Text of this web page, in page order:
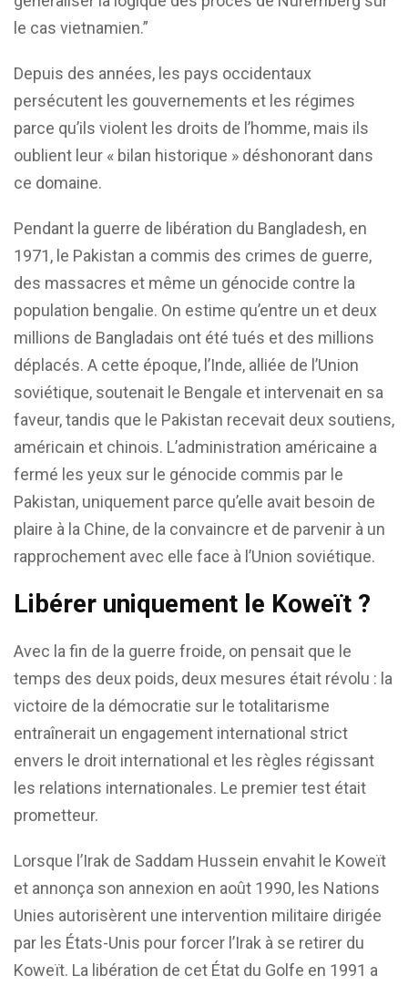
le cas vietnamien.”
Depuis des années, les pays occidentaux
persécutent les gouvernements et les régimes
parce qu’ils violent les droits de l’homme, mais ils
oublient leur « bilan historique » déshonorant dans
ce domaine.
Pendant la guerre de libération du Bangladesh, en
1971, le Pakistan a commis des crimes de guerre,
des massacres et même un génocide contre la
population bengalie. On estime qu’entre un et deux
millions de Bangladais ont été tués et des millions
déplacés. A cette époque, l’Inde, alliée de l’Union
soviétique, soutenait le Bengale et intervenait en sa
faveur, tandis que le Pakistan recevait deux soutiens,
américain et chinois. L’administration américaine a
fermé les yeux sur le génocide commis par le
Pakistan, uniquement parce qu’elle avait besoin de
plaire à la Chine, de la convaincre et de parvenir à un
rapprochement avec elle face à l’Union soviétique.
Libérer uniquement le Koweït ?
Avec la fin de la guerre froide, on pensait que le
temps des deux poids, deux mesures était révolu : la
victoire de la démocratie sur le totalitarisme
entraînerait un engagement international strict
envers le droit international et les règles régissant
les relations internationales. Le premier test était
prometteur.
Lorsque l’Irak de Saddam Hussein envahit le Koweït
et annonça son annexion en août 1990, les Nations
Unies autorisèrent une intervention militaire dirigée
par les États-Unis pour forcer l’Irak à se retirer du
Koweït. La libération de cet État du Golfe en 1991 a